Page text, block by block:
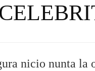
nicio nunta